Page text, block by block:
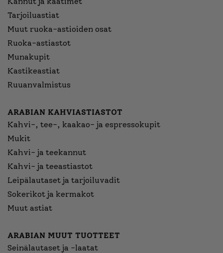
Tarjoiluastiat
Muut ruoka-astioiden osat
Ruoka-astiastot
Munakupit
Kastikeastiat
Ruuanvalmistus
ARABIAN KAHVIASTIASTOT
Kahvi-, tee-, kaakao- ja espressokupit
Mukit
Kahvi- ja teekannut
Kahvi- ja teeastiastot
Leipälautaset ja tarjoiluvadit
Sokerikot ja kermakot
Muut astiat
ARABIAN MUUT TUOTTEET
Seinälautaset ja -laatat